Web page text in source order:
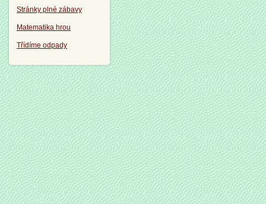
Stránky plné zábavy
Matematika hrou
Třídíme odpady